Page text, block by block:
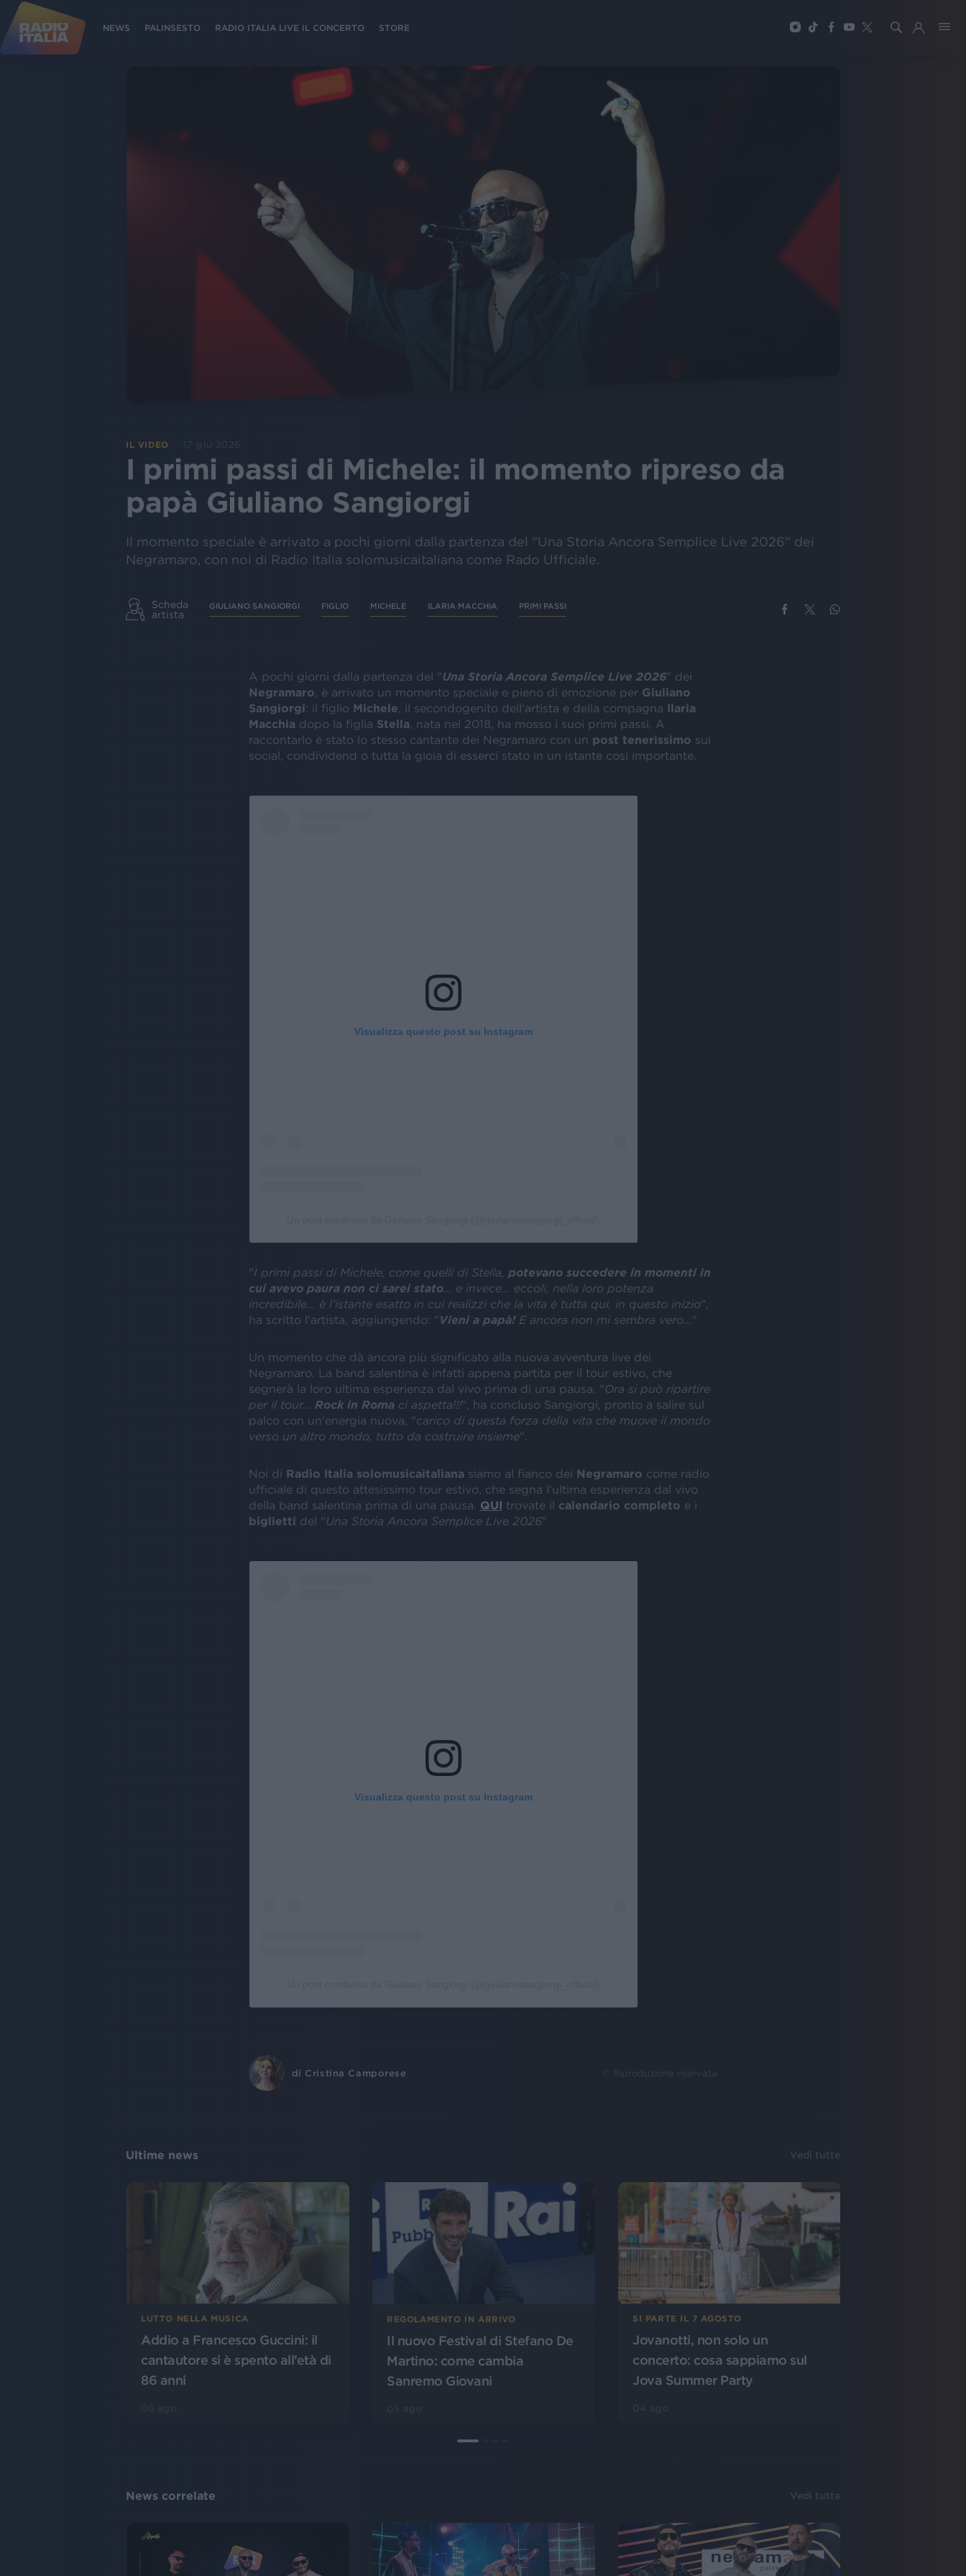
NEWS PALINSESTO RADIO ITALIA LIVE IL CONCERTO STORE
IL VIDEO 17 giu 2026
I primi passi di Michele: il momento ripreso da
papà Giuliano Sangiorgi
Il momento speciale è arrivato a pochi giorni dalla partenza del "Una Storia Ancora Semplice Live 2026" dei
Negramaro, con noi di Radio Italia solomusicaitaliana come Rado Ufficiale.
Scheda
artista
GIULIANO SANGIORGI FIGLIO MICHELE ILARIA MACCHIA PRIMI PASSI
A pochi giorni dalla partenza del "Una Storia Ancora Semplice Live 2026" dei
Negramaro , è arrivato un momento speciale e pieno di emozione per Giuliano
Sangiorgi: il figlio Michele , il secondogenito dell'artista e della compagna Ilaria
Macchia dopo la figlia Stella , nata nel 2018, ha mosso i suoi primi passi. A
raccontarlo è stato lo stesso cantante dei Negramaro con un post tenerissimo sui
social, condividend o tutta la gioia di esserci stato in un istante così importante.
Visualizza questo post su Instagram
"I primi passi di Michele, come quelli di Stella, potevano succedere in momenti in
cui avevo paura non ci sarei stato… e invece… eccoli, nella loro potenza
incredibile… è l’istante esatto in cui realizzi che la vita è tutta qui, in questo inizio",
ha scritto l'artista, aggiungendo: "Vieni a papà! E ancora non mi sembra vero… "
Un momento che dà ancora più significato alla nuova avventura live dei
Negramaro. La band salentina è infatti appena partita per il tour estivo, che
segnerà la loro ultima esperienza dal vivo prima di una pausa. "Ora si può ripartire
per il tour… Rock in Romaci aspetta!!!", ha concluso Sangiorgi, pronto a salire sul
palco con un'energia nuova, "carico di questa forza della vita che muove il mondo
verso un altro mondo, tutto da costruire insieme".
Noi di Radio Italia solomusicaitaliana siamo al fianco dei Negramaro come radio
ufficiale di questo attesissimo tour estivo, che segna l'ultima esperienza dal vivo
della band salentina prima di una pausa. QUI trovate il calendario completo e i
biglietti del "Una Storia Ancora Semplice Live 2026"
Visualizza questo post su Instagram
di Cristina Camporese © Riproduzione riservata
Ultime news Vedi tutte
LUTTO NELLA MUSICA
Addio a Francesco Guccini: il
cantautore si è spento all’età di
86 anni
REGOLAMENTO IN ARRIVO
Il nuovo Festival di Stefano De
Martino: come cambia
Sanremo Giovani
SI PARTE IL 7 AGOSTO
Jovanotti, non solo un
concerto: cosa sappiamo sul
Jova Summer Party
News correlate Vedi tutte